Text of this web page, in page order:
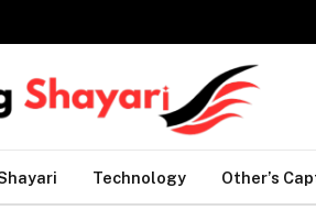
Technology Other’s